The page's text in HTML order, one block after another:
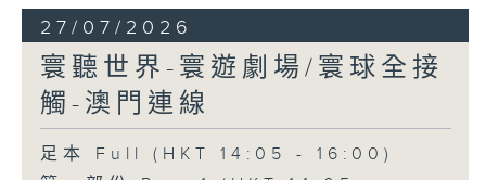
27/07/2026
寰聽世界-寰遊劇場/寰球全接
觸-澳門連線
足本 Full (HKT 14:05 - 16:00)